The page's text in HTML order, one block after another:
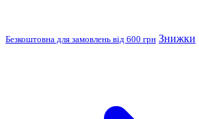
Безкоштовна для замовлень від 600 грн Знижки